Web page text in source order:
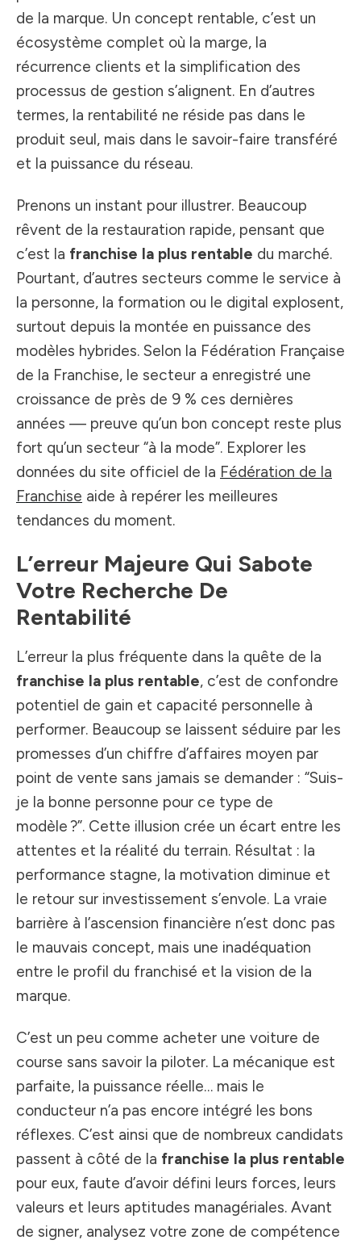
de la marque. Un concept rentable, c’est un
écosystème complet où la marge, la
récurrence clients et la simplification des
processus de gestion s’alignent. En d’autres
termes, la rentabilité ne réside pas dans le
produit seul, mais dans le savoir-faire transféré
et la puissance du réseau.
Prenons un instant pour illustrer. Beaucoup
rêvent de la restauration rapide, pensant que
c’est la franchise la plus rentable du marché.
Pourtant, d’autres secteurs comme le service à
la personne, la formation ou le digital explosent,
surtout depuis la montée en puissance des
modèles hybrides. Selon la Fédération Française
de la Franchise, le secteur a enregistré une
croissance de près de 9 % ces dernières
années — preuve qu’un bon concept reste plus
fort qu’un secteur “à la mode”. Explorer les
données du site officiel de la Fédération de la
Franchise aide à repérer les meilleures
tendances du moment.
L’erreur Majeure Qui Sabote
Votre Recherche De
Rentabilité
L’erreur la plus fréquente dans la quête de la
franchise la plus rentable, c’est de confondre
potentiel de gain et capacité personnelle à
performer. Beaucoup se laissent séduire par les
promesses d’un chiffre d’affaires moyen par
point de vente sans jamais se demander : “Suis-
je la bonne personne pour ce type de
modèle ?”. Cette illusion crée un écart entre les
attentes et la réalité du terrain. Résultat : la
performance stagne, la motivation diminue et
le retour sur investissement s’envole. La vraie
barrière à l’ascension financière n’est donc pas
le mauvais concept, mais une inadéquation
entre le profil du franchisé et la vision de la
marque.
C’est un peu comme acheter une voiture de
course sans savoir la piloter. La mécanique est
parfaite, la puissance réelle… mais le
conducteur n’a pas encore intégré les bons
réflexes. C’est ainsi que de nombreux candidats
passent à côté de la franchise la plus rentable
pour eux, faute d’avoir défini leurs forces, leurs
valeurs et leurs aptitudes managériales. Avant
de signer, analysez votre zone de compétence